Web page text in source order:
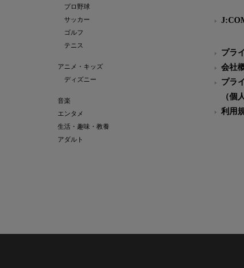
プロ野球
サッカー
ゴルフ
テニス
アニメ・キッズ
ディズニー
音楽
エンタメ
生活・趣味・教養
アダルト
プラ
会社
プラ
（個
利用